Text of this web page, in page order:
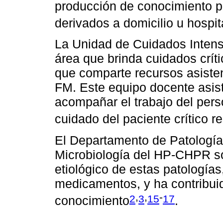
producción de conocimiento
derivados a domicilio u
La Unidad de Cuidados
área que brinda cuidados
que comparte recursos
FM. Este equipo docente
acompañar el trabajo del
cuidado del paciente crítico
El Departamento de
Microbiología del HP-CHPR
etiológico de estas
medicamentos, y ha
conocimiento2,3,15-17.